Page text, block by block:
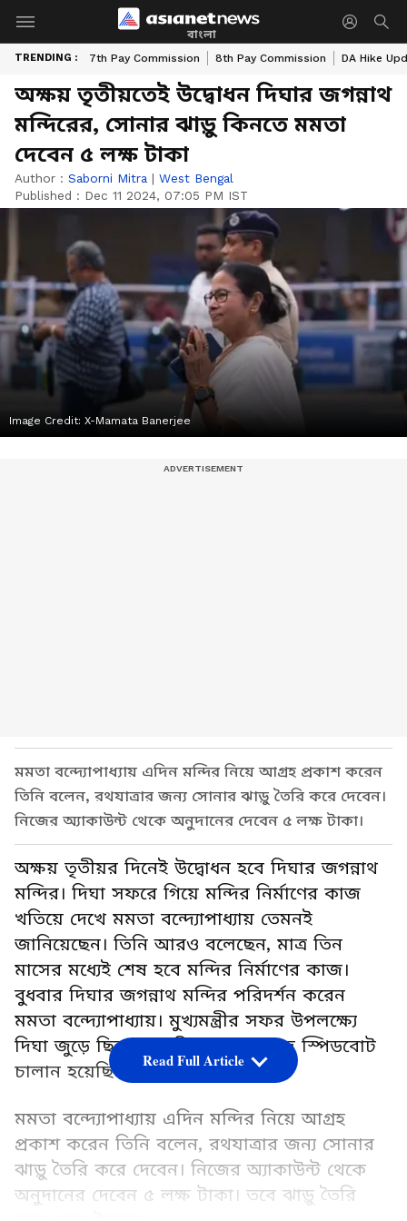
বাংলা
TRENDING : 7th Pay Commission 8th Pay Commission DA Hike
অক্ষয় তৃতীয়তেই উদ্বোধন দিঘার জগন্নাথ
মন্দিরের, সোনার ঝাড়ু কিনতে মমতা
দেবেন ৫ লক্ষ টাকা
Author : Saborni Mitra | West Bengal
Published : Dec 11 2024, 07:05 PM IST
Image Credit: X-Mamata Banerjee
মমতা বন্দ্যোপাধ্যায় এদিন মন্দির নিয়ে আগ্রহ প্রকাশ করেন
তিনি বলেন, রথযাত্রার জন্য সোনার ঝাড়ু তৈরি করে দেবেন।
নিজের অ্যাকাউন্ট থেকে অনুদানের দেবেন ৫ লক্ষ টাকা।
অক্ষয় তৃতীয়র দিনেই উদ্বোধন হবে দিঘার জগন্নাথ
মন্দির। দিঘা সফরে গিয়ে মন্দির নির্মাণের কাজ
খতিয়ে দেখে মমতা বন্দ্যোপাধ্যায় তেমনই
জানিয়েছেন। তিনি আরও বলেছেন, মাত্র তিন
মাসের মধ্যেই শেষ হবে মন্দির নির্মাণের কাজ।
বুধবার দিঘার জগন্নাথ মন্দির পরিদর্শন করেন
মমতা বন্দ্যোপাধ্যায়। মুখ্যমন্ত্রীর সফর উপলক্ষ্যে
দিঘা জুড়ে ছিল কড়া নিরাপত্তা। সমুদ্রে স্পিডবোট
চালান হয়েছিল নিরাপত্তার জন্য।
মমতা বন্দ্যোপাধ্যায় এদিন মন্দির নিয়ে আগ্রহ
প্রকাশ করেন তিনি বলেন, রথযাত্রার জন্য সোনার
ঝাড়ু তৈরি করে দেবেন। নিজের অ্যাকাউন্ট থেকে
অনুদানের দেবেন ৫ লক্ষ টাকা। তবে ঝাড়ু তৈরি
Read Full Article